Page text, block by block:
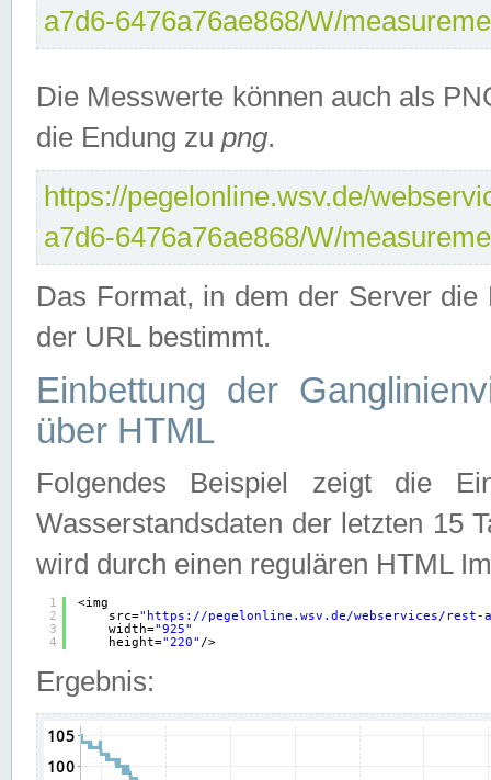
a7d6-6476a76ae868/W/
Die Messwerte können auch als
die Endung zu png.
https://pegelonline.wsv.de/
a7d6-6476a76ae868/W/
Das Format, in dem der Server
der URL bestimmt.
Einbettung der
über HTML
Folgendes Beispiel zeigt die
Wasserstandsdaten der letzten 15
wird durch einen regulären HTML
1
2
3
4
<img
src=" https://pegelonline.wsv.de/webservices/rest-
width="925"
height="220" />
Ergebnis: